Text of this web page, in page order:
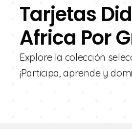
Tarjetas
Africa Por
Explore la colección
¡Participa, aprende y